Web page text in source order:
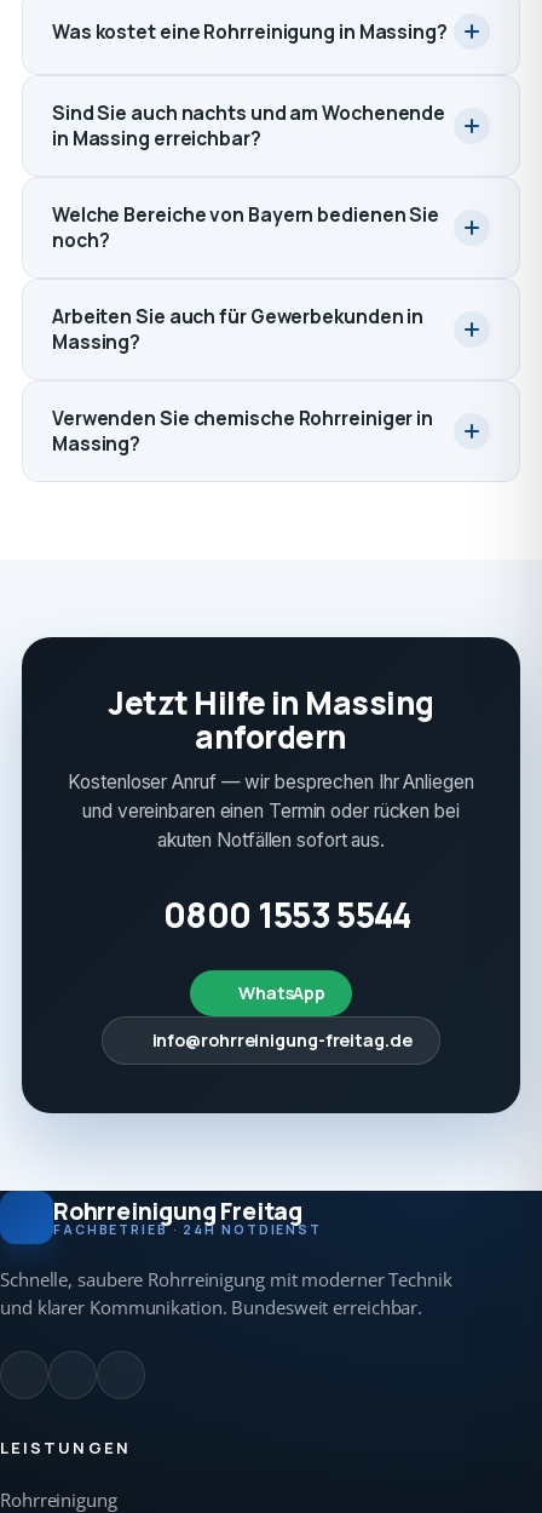
Was kostet eine Rohrreinigung in Massing?
Sind Sie auch nachts und am Wochenende
in Massing erreichbar?
Welche Bereiche von Bayern bedienen Sie
noch?
Arbeiten Sie auch für Gewerbekunden in
Massing?
Verwenden Sie chemische Rohrreiniger in
Massing?
Jetzt Hilfe in Massing
anfordern
Kostenloser Anruf — wir besprechen Ihr Anliegen
und vereinbaren einen Termin oder rücken bei
akuten Notfällen sofort aus.
0800 1553 5544
WhatsApp
info@rohrreinigung-freitag.de
Rohrreinigung Freitag
FACHBETRIEB · 24H NOTDIENST
Schnelle, saubere Rohrreinigung mit moderner Technik
und klarer Kommunikation. Bundesweit erreichbar.
LEISTUNGEN
Rohrreinigung